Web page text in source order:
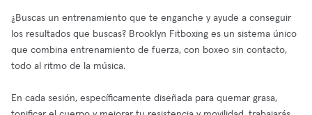
¿Buscas un entrenamiento que te enganche y ayude a conseguir
los resultados que buscas? Brooklyn Fitboxing es un sistema único
que combina entrenamiento de fuerza, con boxeo sin contacto,
todo al ritmo de la música.
En cada sesión, específicamente diseñada para quemar grasa,